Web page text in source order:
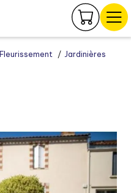
Fleurissement
Jardinières